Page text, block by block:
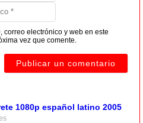
correo electrónico y web en este
vez que comente.
1080p español latino 2005